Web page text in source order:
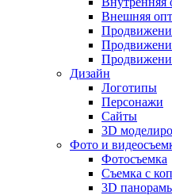
Внешняя
Дизайн
Логотипы
Персонажи
Сайты
3D
Фото и
Фотосъемка
Съемка с
3D